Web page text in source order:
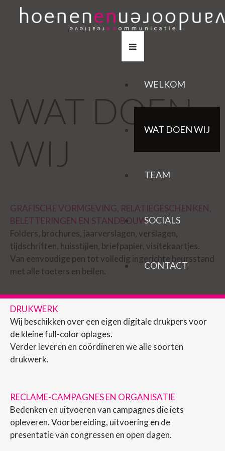
WELKOM
WAT DOEN WIJ
TEAM
SOCIALS
CONTACT
WAT DOEN
WIJ
GRAFISCHE VORMGEVING, RELATIEGESCHENKEN,
BELETTERINGEN EN STANDBOUW
Folders, brochures, jaarverslagen, verslagen,
tijdschriften, huisstijlen, briefpapier, visitekaartjes.
Van eenvoudige pen tot volledig ingerichte beursstand
met alle toeters en bellen.
DRUKWERK
Wij beschikken over een eigen digitale drukpers voor
de kleine full-color oplages.
Verder leveren en coördineren we alle soorten
drukwerk.
RECLAME-CAMPAGNES EN ORGANISATIE
Bedenken en uitvoeren van campagnes die iets
opleveren. Voorbereiding, uitvoering en de
presentatie van congressen en open dagen.